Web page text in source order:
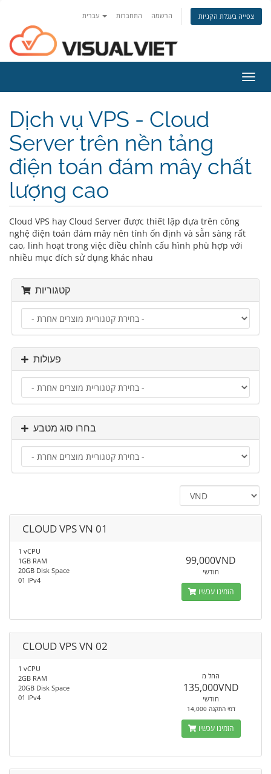
התחברות הרשמה צפייה בעגלת הקניות
ניווט
Dịch vụ VPS - Cloud
Server trên nền tảng
điện toán đám mây chất
lượng cao
Cloud VPS hay Cloud Server được thiết lập dựa trên công
nghệ điện toán đám mây nên tính ổn định và sẵn sàng rất
cao, linh hoạt trong việc điều chỉnh cấu hình phù hợp với
nhiều mục đích sử dụng khác nhau
קטגוריות
פעולות
בחרו סוג מטבע
CLOUD VPS VN 01
1 vCPU
1GB RAM
20GB Disk Space
01 IPv4
99,000VND
חודשי
הזמינו עכשיו
CLOUD VPS VN 02
1 vCPU
2GB RAM
20GB Disk Space
01 IPv4
החל מ
135,000VND
חודשי
14,000 דמי התקנה
הזמינו עכשיו